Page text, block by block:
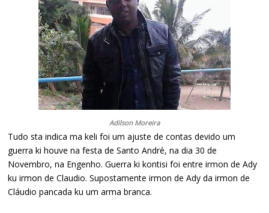
Adilson Moreira
Tudo sta indica ma keli foi um ajuste de contas devido um
guerra ki houve na festa de Santo André, na dia 30 de
Novembro, na Engenho. Guerra ki kontisi foi entre irmon de Ady
ku irmon de Claudio. Supostamente irmon de Ady da irmon de
Cláudio pancada ku um arma branca.